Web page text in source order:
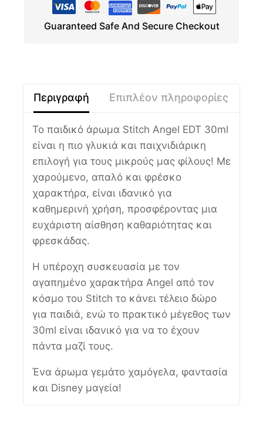
Guaranteed Safe And Secure Checkout
Περιγραφή Επιπλέον πληροφορίες
Το παιδικό άρωμα Stitch Angel EDT 30ml
είναι η πιο γλυκιά και παιχνιδιάρικη
επιλογή για τους μικρούς μας φίλους! Με
χαρούμενο, απαλό και φρέσκο
χαρακτήρα, είναι ιδανικό για
καθημερινή χρήση, προσφέροντας μια
ευχάριστη αίσθηση καθαριότητας και
φρεσκάδας.
Η υπέροχη συσκευασία με τον
αγαπημένο χαρακτήρα Angel από τον
κόσμο του Stitch το κάνει τέλειο δώρο
για παιδιά, ενώ το πρακτικό μέγεθος των
30ml είναι ιδανικό για να το έχουν
πάντα μαζί τους.
Ένα άρωμα γεμάτο χαμόγελα, φαντασία
και Disney μαγεία!